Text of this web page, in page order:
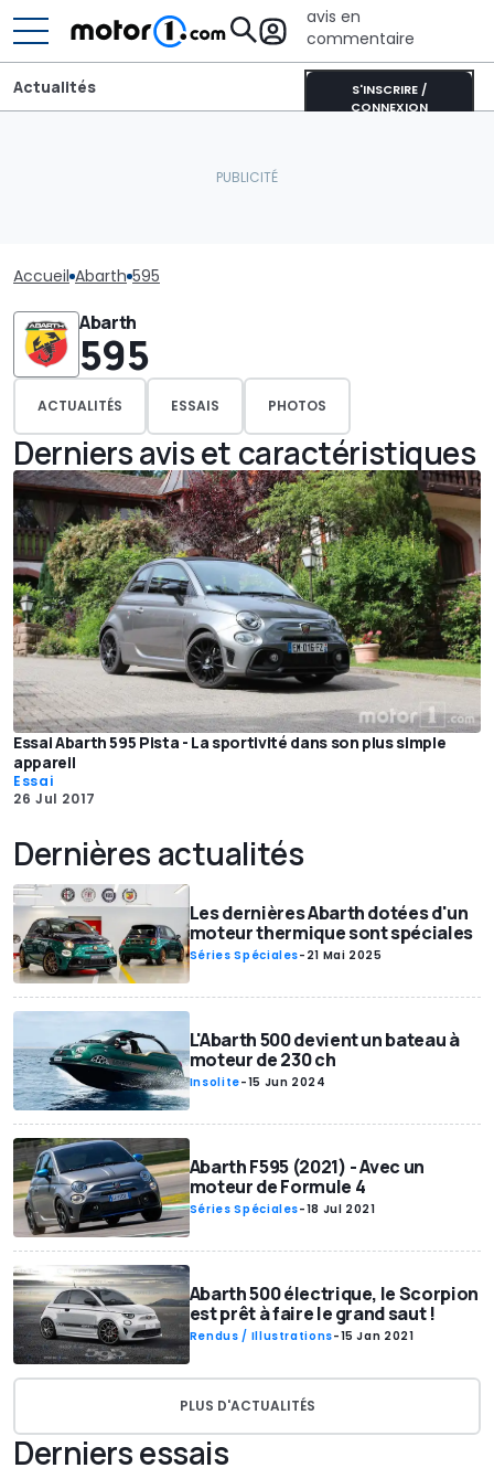
avis en
commentaire
S'INSCRIRE /
CONNEXION
Actualités
Accueil Abarth 595
Abarth
595
ACTUALITÉS ESSAIS PHOTOS
Derniers avis et caractéristiques
Essai Abarth 595 Pista - La sportivité dans son plus simple
appareil
Essai
26 Jul 2017
Dernières actualités
Les dernières Abarth dotées d'un
moteur thermique sont spéciales
Séries Spéciales- 21 Mai 2025
L'Abarth 500 devient un bateau à
moteur de 230 ch
Insolite-15 Jun 2024
Abarth F595 (2021) - Avec un
moteur de Formule 4
Séries Spéciales-18 Jul 2021
Abarth 500 électrique, le Scorpion
est prêt à faire le grand saut !
Rendus / Illustrations-15 Jan 2021
PLUS D'ACTUALITÉS
Derniers essais